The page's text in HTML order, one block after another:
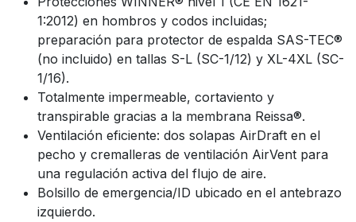
1:2012) en hombros y codos incluidas;
preparación para protector de espalda SAS-TEC®
(no incluido) en tallas S-L (SC-1/12) y XL-4XL (SC-
1/16).
Totalmente impermeable, cortaviento y
transpirable gracias a la membrana Reissa®.
Ventilación eficiente: dos solapas AirDraft en el
pecho y cremalleras de ventilación AirVent para
una regulación activa del flujo de aire.
Bolsillo de emergencia/ID ubicado en el antebrazo
izquierdo.